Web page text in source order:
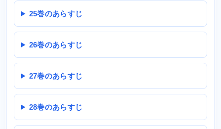
25巻のあらすじ
26巻のあらすじ
27巻のあらすじ
28巻のあらすじ